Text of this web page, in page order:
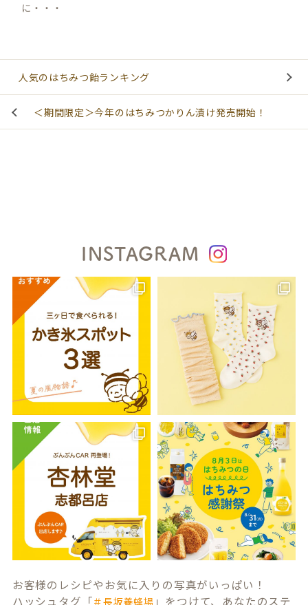
に・・・
人気のはちみつ飴ランキング
＜期間限定＞今年のはちみつかりん漬け発売開始！
INSTAGRAM
お客様のレシピやお気に入りの写真がいっぱい！
ハッシュタグ「＃長坂養蜂場 」をつけて、あなたのステ